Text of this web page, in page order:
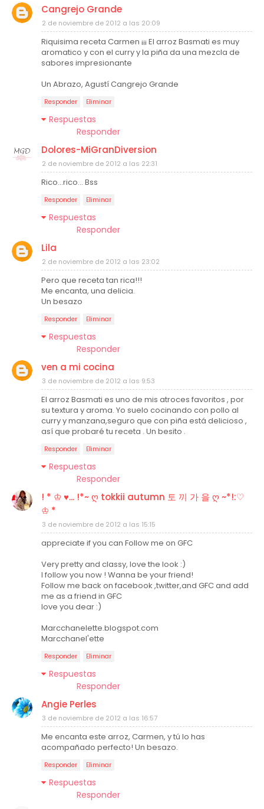
Cangrejo Grande
2 de noviembre de 2012 a las 20:09
Riquisima receta Carmen ¡¡¡ El arroz Basmati es muy
aromatico y con el curry y la piña da una mezcla de
sabores impresionante
Un Abrazo, Agustí Cangrejo Grande
Responder Eliminar
Respuestas
Responder
Dolores-MiGranDiversion
2 de noviembre de 2012 a las 22:31
Rico...rico... Bss
Responder Eliminar
Respuestas
Responder
Lila
2 de noviembre de 2012 a las 23:02
Pero que receta tan rica!!!
Me encanta, una delicia.
Un besazo
Responder Eliminar
Respuestas
Responder
ven a mi cocina
3 de noviembre de 2012 a las 9:53
El arroz Basmati es uno de mis atroces favoritos , por
su textura y aroma. Yo suelo cocinando con pollo al
curry y manzana,seguro que con piña está delicioso ,
así que probaré tu receta . Un besito .
Responder Eliminar
Respuestas
Responder
! * ♔ ♥... !*~ ღ tokkii autumn 토 끼 가 을 ღ ~*!:♡
♔ *
3 de noviembre de 2012 a las 15:15
appreciate if you can Follow me on GFC
Very pretty and classy, love the look :)
I follow you now ! Wanna be your friend!
Follow me back on facebook ,twitter,and GFC and add
me as a friend in GFC
love you dear :)
Marcchanelette.blogspot.com
Marcchanel'ette
Responder Eliminar
Respuestas
Responder
Angie Perles
3 de noviembre de 2012 a las 16:57
Me encanta este arroz, Carmen, y tú lo has
acompañado perfecto! Un besazo.
Responder Eliminar
Respuestas
Responder